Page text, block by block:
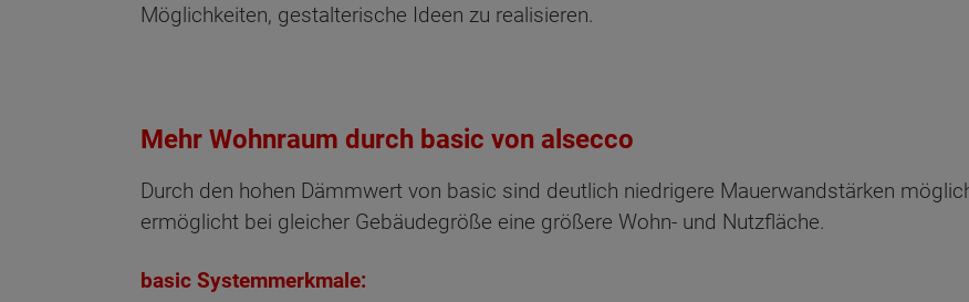
Möglichkeiten, gestalterische Ideen zu realisieren.
Mehr Wohnraum durch basic von alsecco
Durch den hohen Dämmwert von basic sind deutlich niedrigere Mauerwandstärken
ermöglicht bei gleicher Gebäudegröße eine größere Wohn- und Nutzfläche.
basic Systemmerkmale: